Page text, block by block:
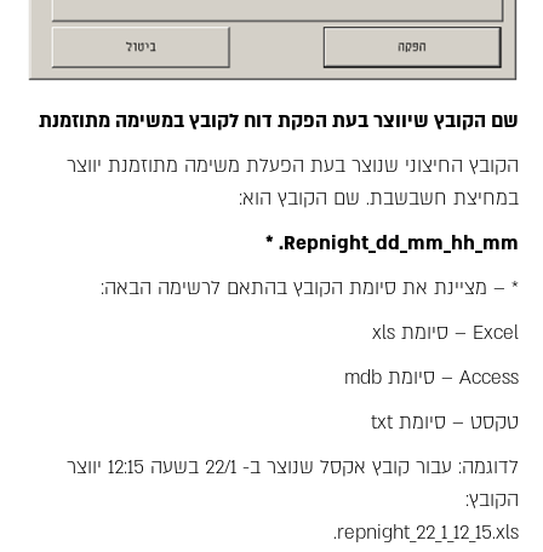
שם הקובץ שיווצר בעת הפקת דוח לקובץ במשימה מתוזמנת
הקובץ החיצוני שנוצר בעת הפעלת משימה מתוזמנת יווצר
במחיצת חשבשבת. שם הקובץ הוא:
Repnight_dd_mm_hh_mm. *
* – מציינת את סיומת הקובץ בהתאם לרשימה הבאה:
Excel – סיומת xls
Access – סיומת mdb
טקסט – סיומת txt
לדוגמה: עבור קובץ אקסל שנוצר ב- 22/1 בשעה 12:15 יווצר
הקובץ:
repnight_22_1_12_15.xls.